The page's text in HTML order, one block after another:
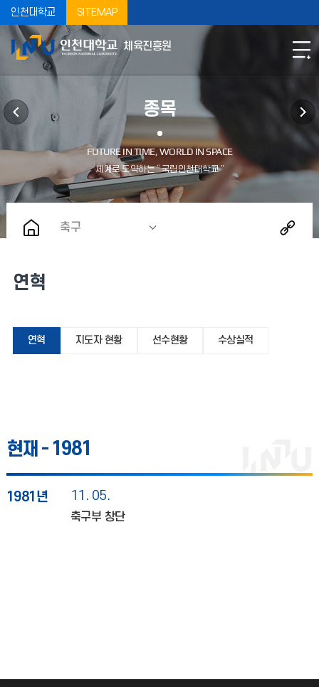
인천대학교 SITEMAP
체육진흥원
종목
축구
연혁
연혁 지도자 현황 선수현황 수상실적
현재 - 1981
1981년 11. 05.
축구부 창단